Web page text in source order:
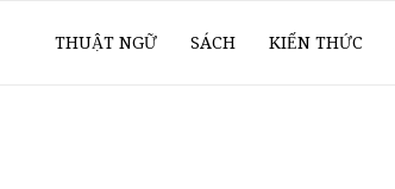
THUẬT NGỮ SÁCH KIẾN THỨC